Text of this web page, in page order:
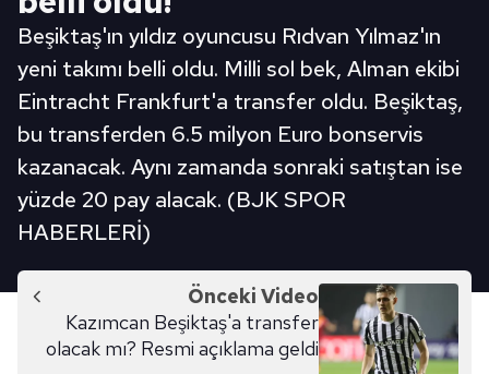
Beşiktaş'ın yıldız oyuncusu Rıdvan Yılmaz'ın
yeni takımı belli oldu. Milli sol bek, Alman ekibi
Eintracht Frankfurt'a transfer oldu. Beşiktaş,
bu transferden 6.5 milyon Euro bonservis
kazanacak. Aynı zamanda sonraki satıştan ise
yüzde 20 pay alacak. (BJK SPOR
HABERLERİ)
Önceki Video
Kazımcan Beşiktaş'a transfer
olacak mı? Resmi açıklama geldi